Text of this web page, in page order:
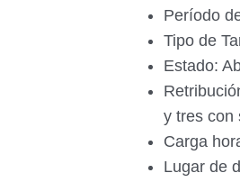
Período
Tipo de
Estado:
y tres con
Carga
Lugar de